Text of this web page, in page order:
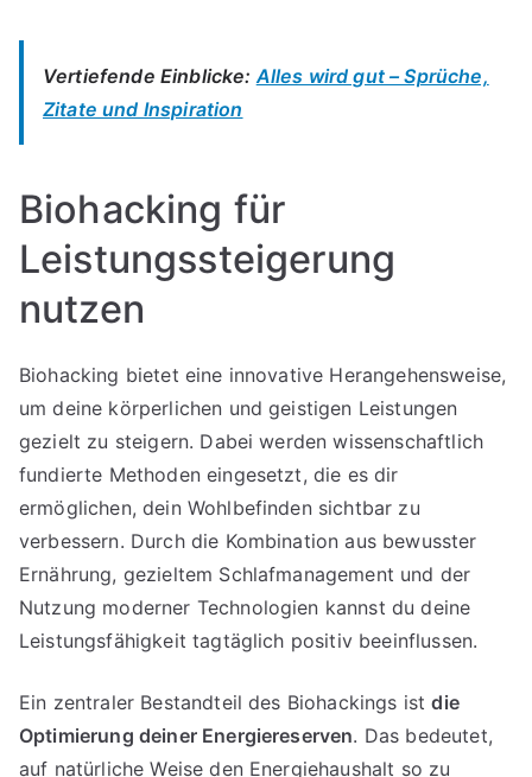
Vertiefende Einblicke: Alles wird gut – Sprüche,
Zitate und Inspiration
Biohacking für
Leistungssteigerung
nutzen
Biohacking bietet eine innovative Herangehensweise,
um deine körperlichen und geistigen Leistungen
gezielt zu steigern. Dabei werden wissenschaftlich
fundierte Methoden eingesetzt, die es dir
ermöglichen, dein Wohlbefinden sichtbar zu
verbessern. Durch die Kombination aus bewusster
Ernährung, gezieltem Schlafmanagement und der
Nutzung moderner Technologien kannst du deine
Leistungsfähigkeit tagtäglich positiv beeinflussen.
Ein zentraler Bestandteil des Biohackings istdie
Optimierung deiner Energiereserven. Das bedeutet,
auf natürliche Weise den Energiehaushalt so zu